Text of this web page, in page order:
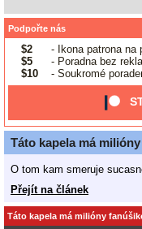
Podpořte nás
$2
- Ikona patrona na
$5
- Poradna bez
$10
- Soukromé
Táto kapela má
O tom kam smeruje
Přejít na článek
Táto kapela má milióny